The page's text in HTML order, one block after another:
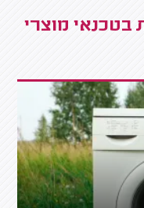
בטכנאי מוצרי